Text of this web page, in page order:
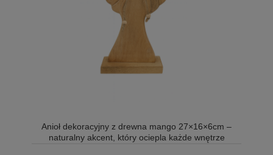
Anioł dekoracyjny z drewna mango 27×16×6cm –
naturalny akcent, który ociepla każde wnętrze